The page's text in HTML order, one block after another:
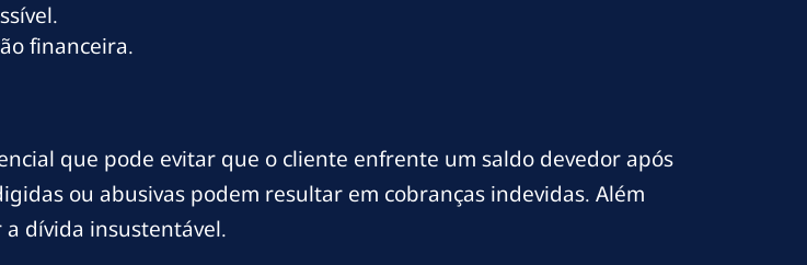
financeira.
que pode evitar que o cliente enfrente um saldo devedor após
ou abusivas podem resultar em cobranças indevidas. Além
dívida insustentável.